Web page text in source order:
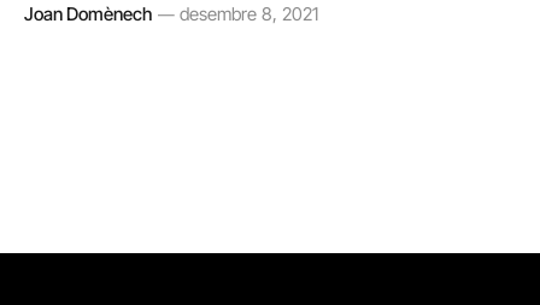
Joan Domènech desembre 8, 2021